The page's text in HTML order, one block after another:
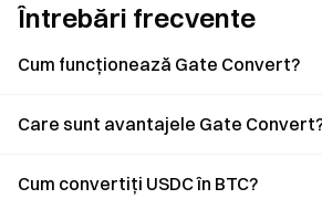
Întrebări frecvente
Cum funcționează Gate Convert?
Care sunt avantajele Gate
Cum convertiți USDC în BTC?